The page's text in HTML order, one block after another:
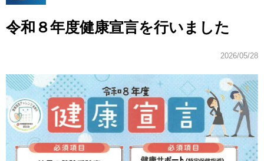
令和８年度健康宣言を行いました
2026/05/28